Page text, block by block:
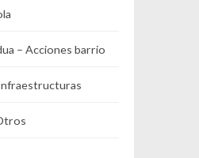
– Acciones barrio